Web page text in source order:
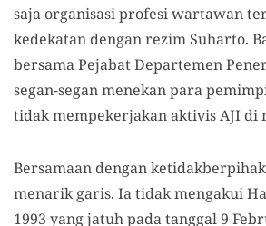
saja organisasi profesi wartawan
kedekatan dengan rezim Suharto.
bersama Pejabat Departemen
segan-segan menekan para
tidak mempekerjakan aktivis AJI di
Bersamaan dengan
menarik garis. Ia tidak mengakui
1993 yang jatuh pada tanggal 9